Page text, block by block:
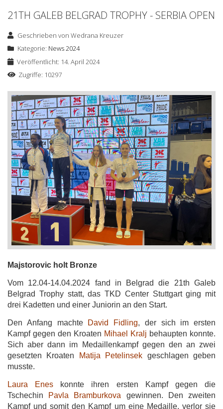
21TH GALEB BELGRAD TROPHY - SERBIA OPEN
Geschrieben vonWedrana Kreuzer
Kategorie: News 2024
Veröffentlicht: 14. April 2024
Zugriffe: 10297
Majstorovic holt Bronze
Vom 12.04-14.04.2024 fand in Belgrad die 21th Galeb
Belgrad Trophy statt, das TKD Center Stuttgart ging mit
drei Kadetten und einer Juniorin an den Start.
Den Anfang machte David Fidling, der sich im ersten
Kampf gegen den Kroaten Mihael Kralj behaupten konnte.
Sich aber dann im Medaillenkampf gegen den an zwei
gesetzten Kroaten
Matija Petelinsek geschlagen geben
musste.
Laura Enes konnte ihren ersten Kampf gegen die
Tschechin
Pavla Bramburkova gewinnen. Den zweiten
Kampf und somit den Kampf um eine Medaille, verlor sie